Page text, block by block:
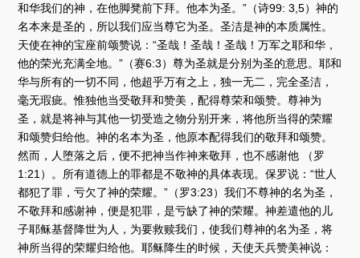
和华我们的神，在他脚凳前下拜。他本为圣。”（诗99: 3,5）神的
名本来是圣的，所以我们应当尊它为圣。圣洁是神的本质属性。
天使在神的宝座前颂赞说：“圣哉！圣哉！圣哉！万军之耶和华，
他的荣光充满全地。”（赛6:3）尊为圣就是分别为圣的意思。耶和
华与所有的一切不同，他超乎万有之上，独一无二，完全圣洁，
毫无瑕疵。惟独他当受敬拜和赞美，配得尊荣和颂赞。尊神为
圣，就是将神与其他一切受造之物分别开来，将他所当得的荣耀
和颂赞归给他。神的名本为圣，他原本配得我们的敬拜和颂赞。
然而，人堕落之后，便不把神当作神来敬拜，也不感谢他 （罗
1:21）。所有道德上的罪都是不敬神的具体表现。保罗说：“世人
都犯了罪，亏欠了神的荣耀。”（罗3:23）我们不尊神的名为圣，
不敬拜和感谢神，便是犯罪，是亏缺了神的荣耀。神差遣他的儿
子耶稣基督降世为人，为要救赎我们，使我们尊神的名为圣，将
神所当得的荣耀归给他。耶稣降生的时候，天使天兵赞美神说：